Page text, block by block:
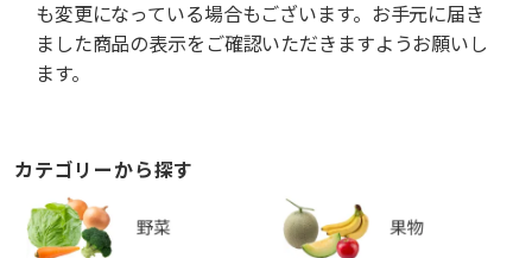
も変更になっている場合もございます。お手元に届き
ました商品の表示をご確認いただきますようお願いし
ます。
カテゴリーから探す